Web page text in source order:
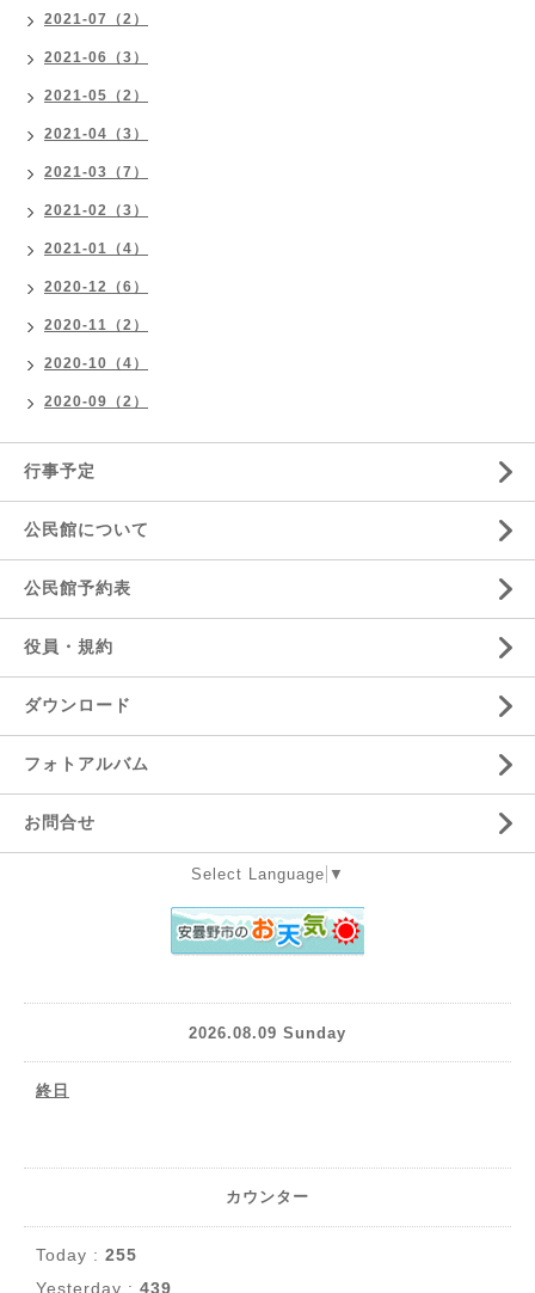
2021-07（2）
2021-06（3）
2021-05（2）
2021-04（3）
2021-03（7）
2021-02（3）
2021-01（4）
2020-12（6）
2020-11（2）
2020-10（4）
2020-09（2）
行事予定
公民館について
公民館予約表
役員・規約
ダウンロード
フォトアルバム
お問合せ
Select Language ▼
2026.08.09 Sunday
終日
カウンター
Today : 255
Yesterday : 439